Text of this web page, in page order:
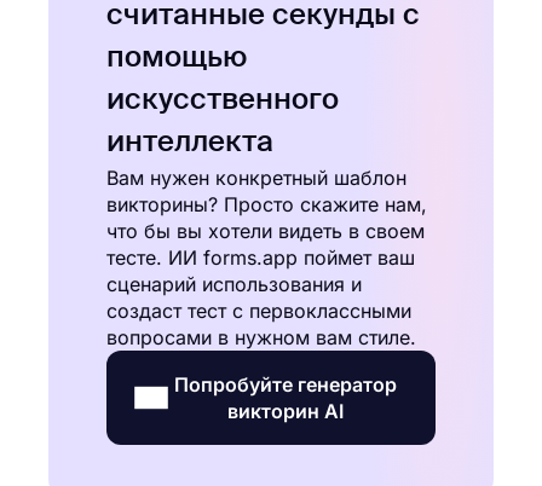
считанные секунды с
помощью
искусственного
интеллекта
Вам нужен конкретный шаблон
викторины? Просто скажите нам,
что бы вы хотели видеть в своем
тесте. ИИ forms.app поймет ваш
сценарий использования и
создаст тест с первоклассными
вопросами в нужном вам стиле.
Попробуйте генератор
викторин AI